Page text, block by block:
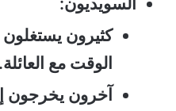
كثيرون يستغلون
الوقت مع العائلة.
آخرون يخرجون